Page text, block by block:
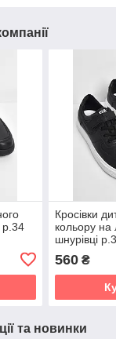
р.34
Кросівки
кольору на
шнурівці
560₴
та новинки